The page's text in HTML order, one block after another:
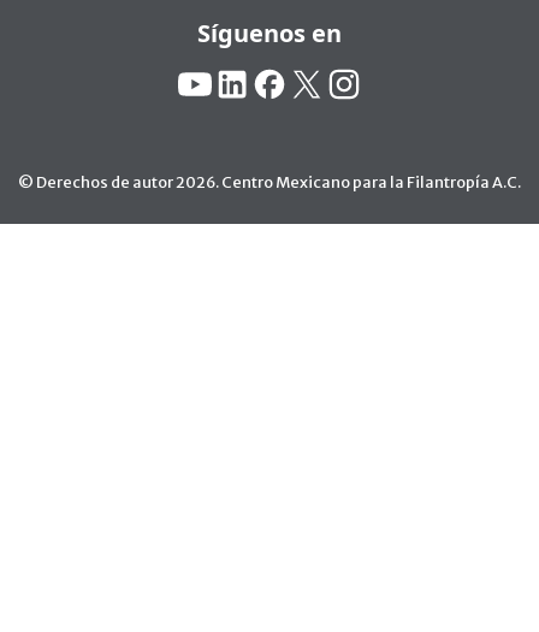
Síguenos en
YouTube
LinkedinFacebook
X Instagram
© Derechos de autor 2026. Centro Mexicano para la Filantropía A.C.